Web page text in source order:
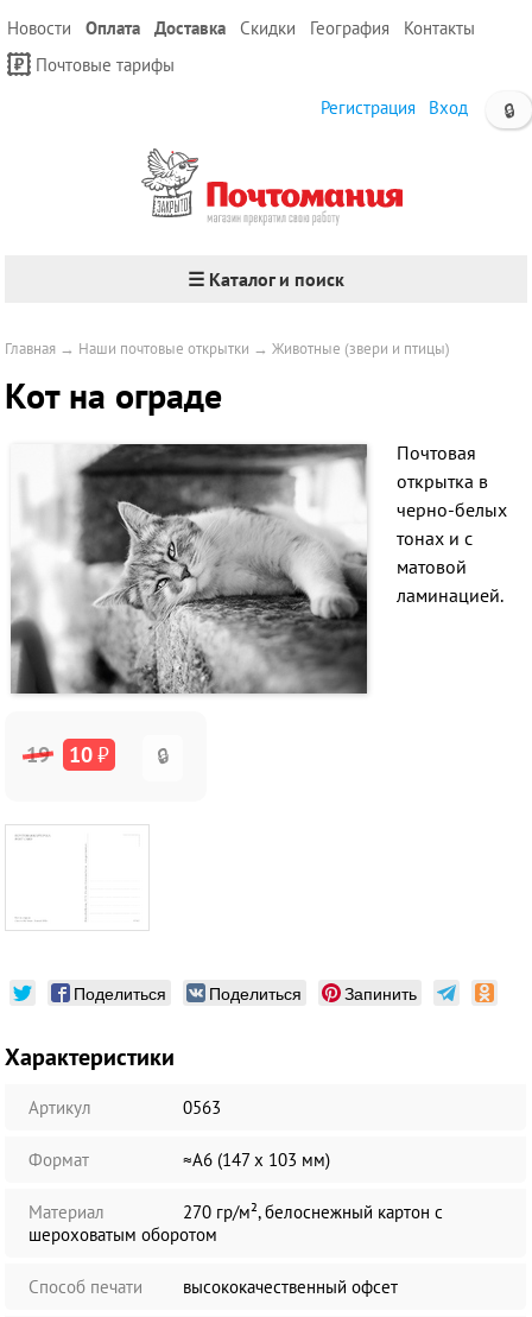
Новости Оплата Доставка Скидки География
Контакты
Почтовые тарифы
🔒
Регистрация Вход
☰ Каталог и поиск
Главная → Наши почтовые открытки →Животные (звери и птицы)
Кот на ограде
Почтовая
открытка в
черно-белых
тонах и с
матовой
ламинацией.
19 10₽ 🔒
Поделиться Поделиться Запинить
Характеристики
Артикул 0563
Формат ≈А6 (147 х 103 мм)
Материал
270 гр/м², белоснежный картон с
шероховатым оборотом
Способ печати высококачественный офсет